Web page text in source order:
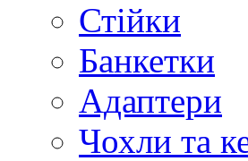
Стійки
Банкетки
Адаптери
Чохли та